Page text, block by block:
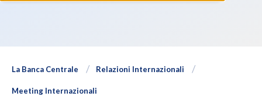
La Banca Centrale Relazioni Internazionali
Meeting Internazionali